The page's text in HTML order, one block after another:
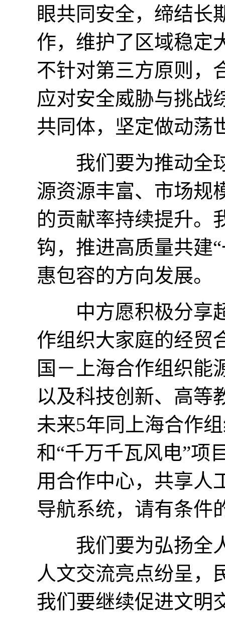
眼共同安全，缔结长
作，维护了区域稳定
不针对第三方原则，
应对安全威胁与挑战
共同体，坚定做动荡
我们要为推动全球
源资源丰富、市场规
的贡献率持续提升。
钩，推进高质量共建
惠包容的方向发展。
中方愿积极分享超
作组织大家庭的经贸
国－上海合作组织能
以及科技创新、高等
未来5年同上海合作
和“千万千瓦风电”项
用合作中心，共享人
导航系统，请有条件
我们要为弘扬全人
人文交流亮点纷呈，
我们要继续促进文明